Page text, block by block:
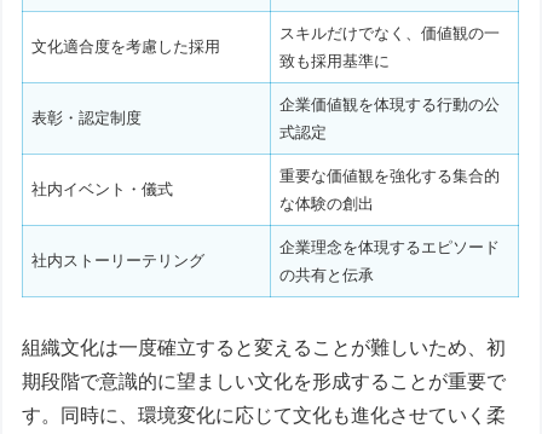
文化適合度を考慮した採用
スキルだけでなく、価値観の一
致も採用基準に
表彰・認定制度
企業価値観を体現する行動の公
式認定
社内イベント・儀式
重要な価値観を強化する集合的
な体験の創出
社内ストーリーテリング
企業理念を体現するエピソード
の共有と伝承
組織文化は一度確立すると変えることが難しいため、初
期段階で意識的に望ましい文化を形成することが重要で
す。同時に、環境変化に応じて文化も進化させていく柔